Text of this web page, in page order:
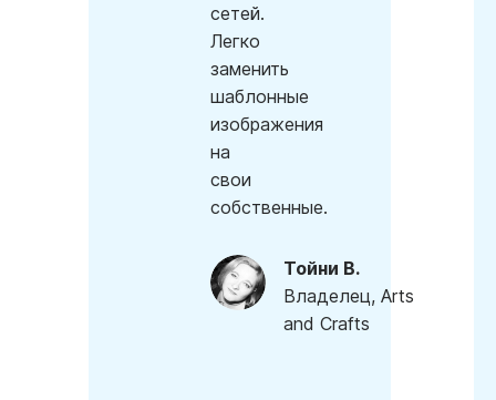
сетей.
Легко
заменить
шаблонные
изображения
на
свои
собственные.
Тойни В.
Владелец, Arts
and Crafts